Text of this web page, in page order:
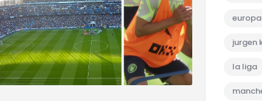
jurgen
la liga